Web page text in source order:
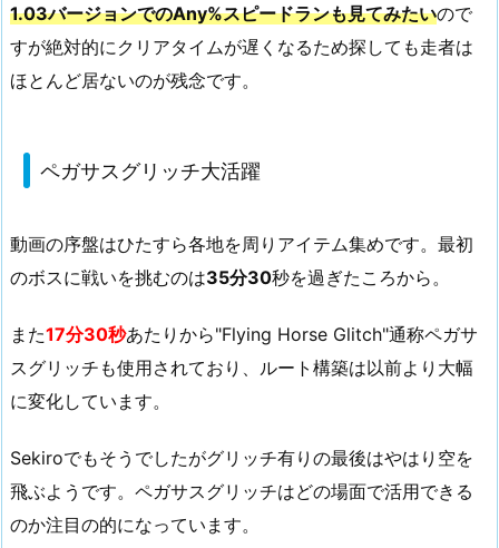
1.03バージョンでのAny%スピードランも見てみたいので
すが絶対的にクリアタイムが遅くなるため探しても走者は
ほとんど居ないのが残念です。
ペガサスグリッチ大活躍
動画の序盤はひたすら各地を周りアイテム集めです。最初
のボスに戦いを挑むのは35分30秒を過ぎたころから。
また17分30秒あたりから"Flying Horse Glitch"通称ペガサ
スグリッチも使用されており、ルート構築は以前より大幅
に変化しています。
Sekiroでもそうでしたがグリッチ有りの最後はやはり空を
飛ぶようです。ペガサスグリッチはどの場面で活用できる
のか注目の的になっています。